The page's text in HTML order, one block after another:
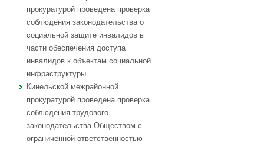
прокуратурой проведена проверка
соблюдения законодательства о
социальной защите инвалидов в
части обеспечения доступа
инвалидов к объектам социальной
инфраструктуры.
Кинельской межрайонной
прокуратурой проведена проверка
соблюдения трудового
законодательства Обществом с
ограниченной ответственностью